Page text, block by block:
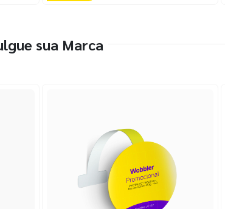
sua Marca